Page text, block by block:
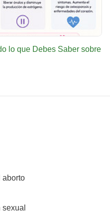
lo que Debes Saber sobre
aborto